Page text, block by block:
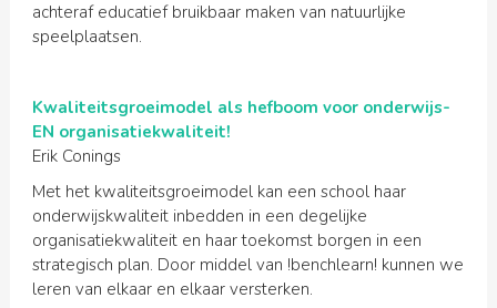
achteraf educatief bruikbaar maken van natuurlijke
speelplaatsen.
Kwaliteitsgroeimodel als hefboom voor onderwijs-
EN organisatiekwaliteit!
Erik Conings
Met het kwaliteitsgroeimodel kan een school haar
onderwijskwaliteit inbedden in een degelijke
organisatiekwaliteit en haar toekomst borgen in een
strategisch plan. Door middel van !benchlearn! kunnen we
leren van elkaar en elkaar versterken.